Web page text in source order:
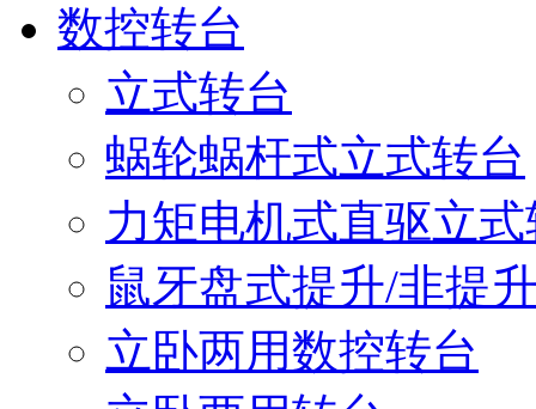
数控转台
立式转台
蜗轮蜗杆式立式转台
力矩电机式直驱立
鼠牙盘式提升/非提
立卧两用数控转台